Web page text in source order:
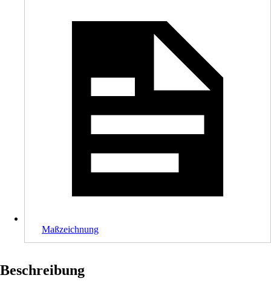
Maßzeichnung
Beschreibung